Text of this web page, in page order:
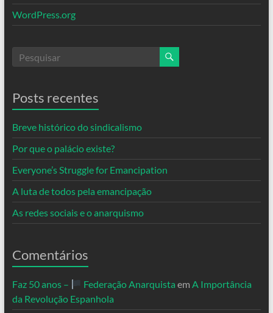
WordPress.org
Posts recentes
Breve histórico do sindicalismo
Por que o palácio existe?
Everyone’s Struggle for Emancipation
A luta de todos pela emancipação
As redes sociais e o anarquismo
Comentários
Faz 50 anos – Federação Anarquista em A Importância
da Revolução Espanhola